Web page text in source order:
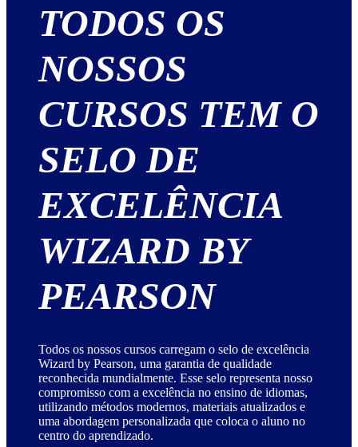
TODOS OS
NOSSOS
CURSOS TEM O
SELO DE
EXCELÊNCIA
WIZARD BY
PEARSON
Todos os nossos cursos carregam o selo de excelência
Wizard by Pearson, uma garantia de qualidade
reconhecida mundialmente. Esse selo representa nosso
compromisso com a excelência no ensino de idiomas,
utilizando métodos modernos, materiais atualizados e
uma abordagem personalizada que coloca o aluno no
centro do aprendizado.